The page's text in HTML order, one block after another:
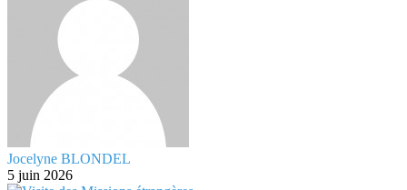
Jocelyne BLONDEL
5 juin 2026